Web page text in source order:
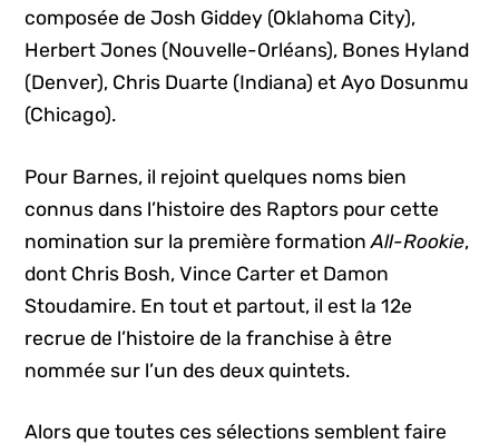
composée de Josh Giddey (Oklahoma City),
Herbert Jones (Nouvelle-Orléans), Bones Hyland
(Denver), Chris Duarte (Indiana) et Ayo Dosunmu
(Chicago).
Pour Barnes, il rejoint quelques noms bien
connus dans l’histoire des Raptors pour cette
nomination sur la première formationAll-Rookie,
dont Chris Bosh, Vince Carter et Damon
Stoudamire. En tout et partout, il est la 12e
recrue de l’histoire de la franchise à être
nommée sur l’un des deux quintets.
Alors que toutes ces sélections semblent faire